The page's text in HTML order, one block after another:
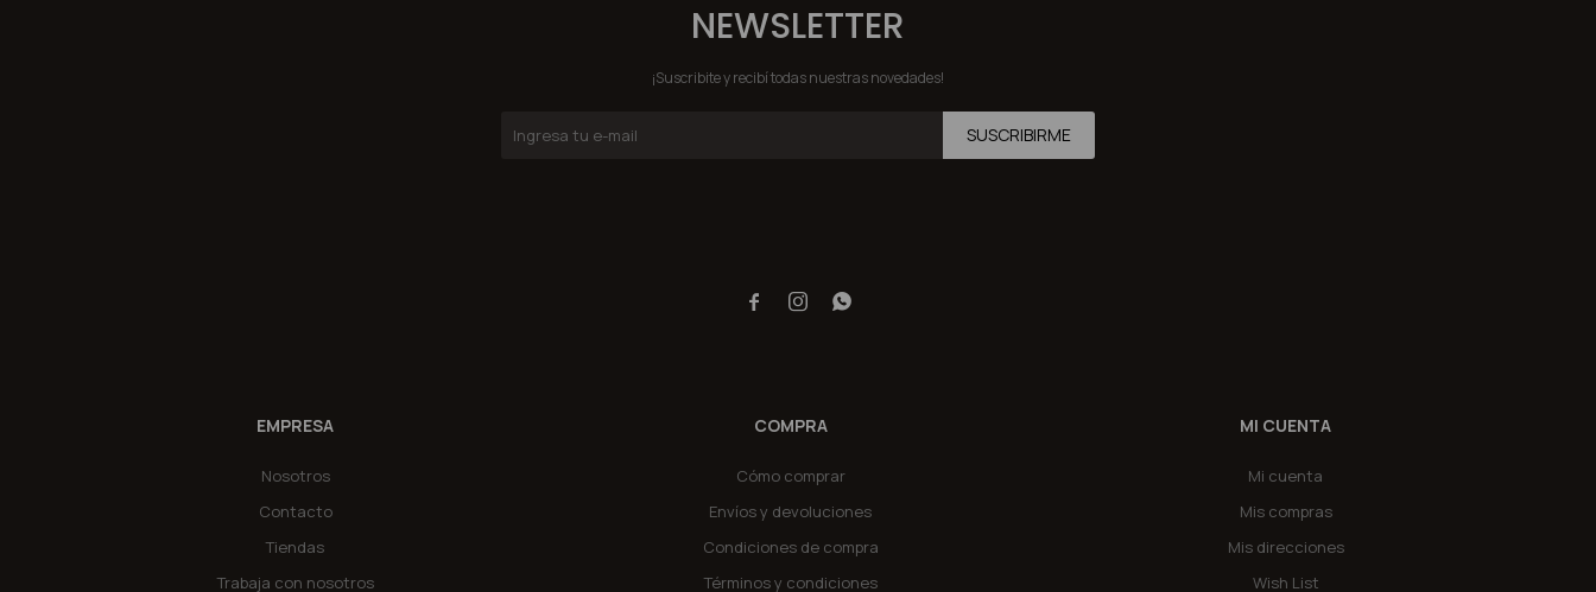
EMPRESA
Nosotros
Contacto
Tiendas
Trabaja con nosotros
COMPRA
Cómo comprar
Envíos y devoluciones
Condiciones de compra
Términos y condiciones
MI CUENTA
Mi cuenta
Mis compras
Mis direcciones
Wish List
NEWSLETTER
¡Suscribite y recibí todas nuestras novedades!
SUSCRIBIRME
  